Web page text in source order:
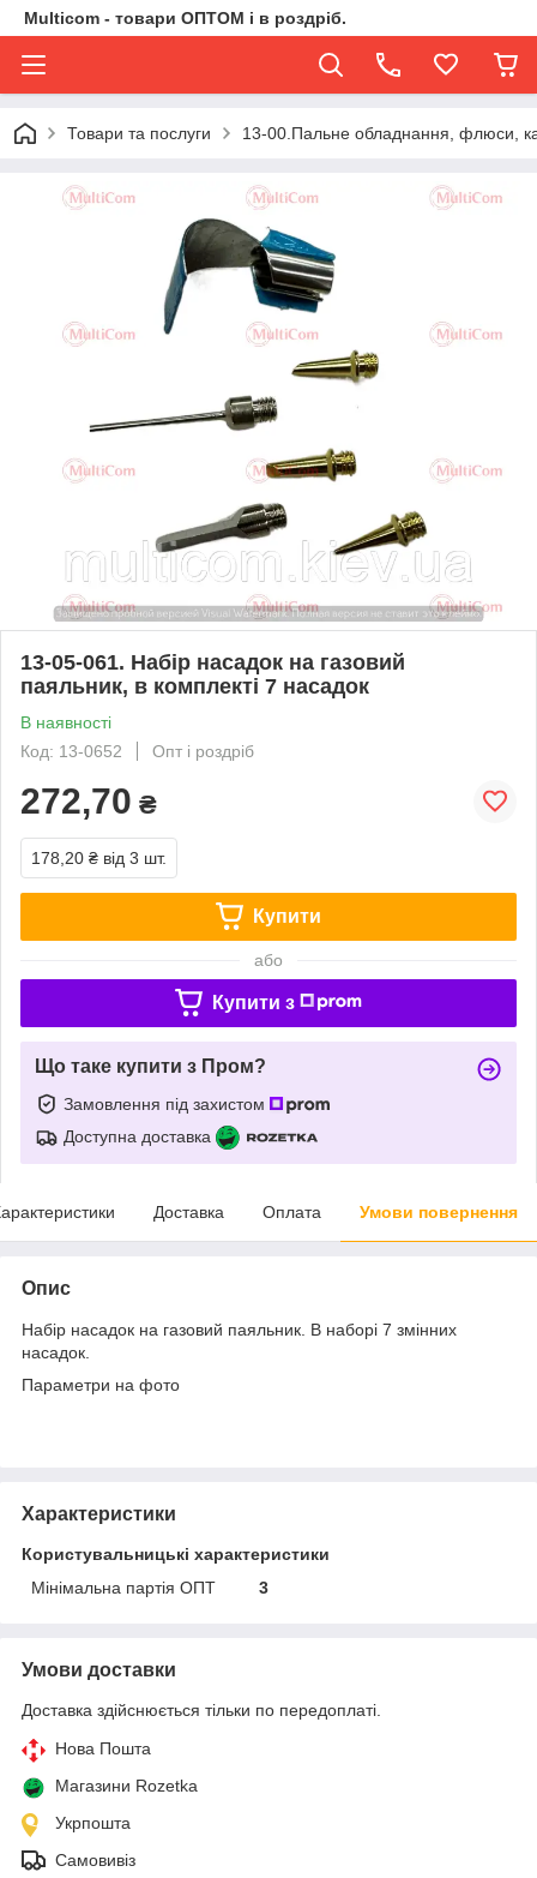
Multicom - товари ОПТОМ і в роздріб.
Товари та послуги 13-00.Пальне обладнання, флюси,
13-05-061. Набір насадок на газовий
паяльник, в комплекті 7 насадок
В наявності
Код: 13-0652
Опт і роздріб
272,70 ₴
178,20 ₴ від 3 шт.
Купити
або
Купити з
Що таке купити з Пром?
Замовлення під захистом
Доступна доставка
Доставка Оплата Умови повернення
Опис
Набір насадок на газовий паяльник. В наборі 7 змінних
насадок.
Параметри на фото
Характеристики
Користувальницькі характеристики
Мінімальна партія ОПТ
3
Умови доставки
Доставка здійснюється тільки по передоплаті.
Нова Пошта
Магазини Rozetka
Укрпошта
Самовивіз